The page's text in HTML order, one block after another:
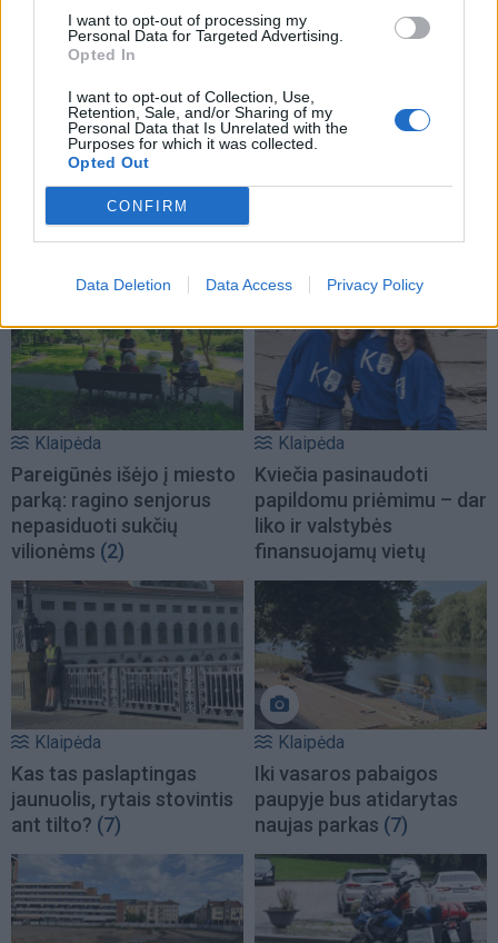
I want to opt-out of processing my
Personal Data for Targeted Advertising.
Opted In
I want to opt-out of Collection, Use,
Retention, Sale, and/or Sharing of my
Personal Data that Is Unrelated with the
Purposes for which it was collected.
Opted Out
CONFIRM
Data Deletion Data Access Privacy Policy
Klaipėda
Patiltė keliaujantiems į
keltą bus atidaryta rudenį
Klaipėda
Pareigūnės išėjo į miesto
parką: ragino senjorus
nepasiduoti sukčių
vilionėms (2)
Klaipėda
Kviečia pasinaudoti
papildomu priėmimu – dar
liko ir valstybės
finansuojamų vietų
Klaipėda
Kas tas paslaptingas
jaunuolis, rytais stovintis
ant tilto? (7)
Klaipėda
Iki vasaros pabaigos
paupyje bus atidarytas
naujas parkas (7)